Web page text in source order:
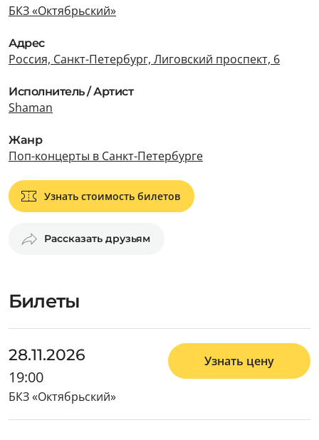
БКЗ «Октябрьский»
Адрес
Россия, Санкт-Петербург, Лиговский проспект, 6
Исполнитель / Артист
Shaman
Жанр
Поп-концерты в Санкт-Петербурге
Узнать стоимость билетов
Рассказать друзьям
Билеты
28.11.2026
19:00
БКЗ «Октябрьский»
Узнать цену